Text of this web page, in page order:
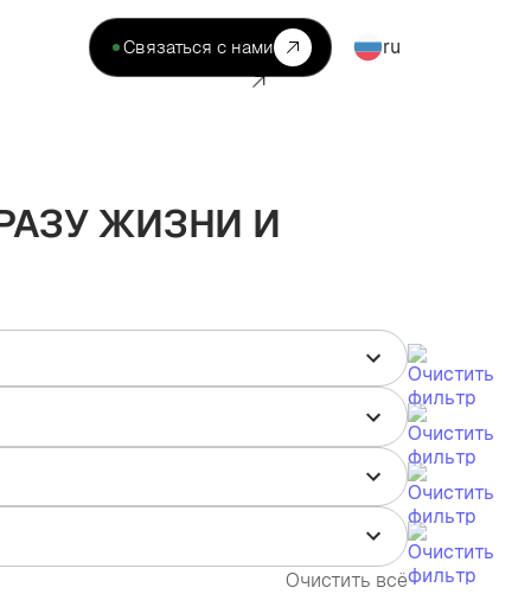
Связаться с нами ru
ЖИЗНИ И
Очистить всё